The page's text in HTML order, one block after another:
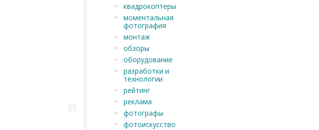
квадрокоптеры
моментальная
фотография
монтаж
обзоры
оборудование
разработки и
технологии
рейтинг
реклама
фотографы
фотоискусство